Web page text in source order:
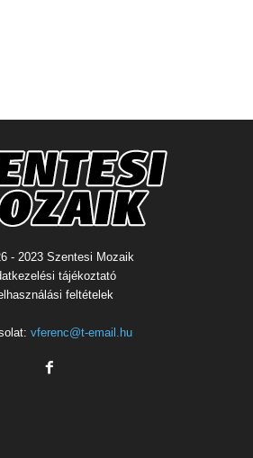
- 2023 Szentesi Mozaik
tájékoztató
feltételek
vferenc@t-email.hu